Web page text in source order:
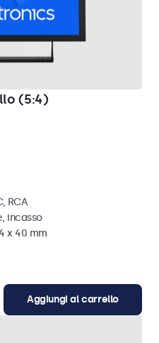
(5:4)
RCA
incasso
x 40 mm
Aggiungi al carrello